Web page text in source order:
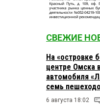
СВЕЖИЕ
На «островке
центре Омска
автомобиля
семь
6 августа 18:02